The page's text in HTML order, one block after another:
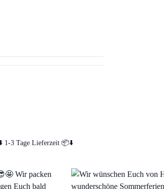
1-3 Tage Lieferzeit 📦⬇️